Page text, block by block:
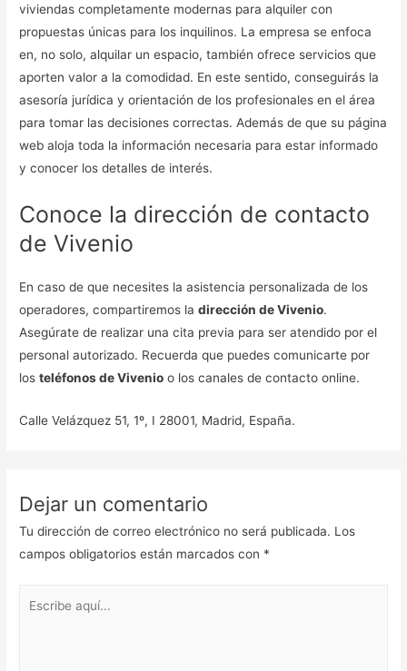
viviendas completamente modernas para alquiler con
propuestas únicas para los inquilinos. La empresa se enfoca
en, no solo, alquilar un espacio, también ofrece servicios que
aporten valor a la comodidad. En este sentido, conseguirás la
asesoría jurídica y orientación de los profesionales en el área
para tomar las decisiones correctas. Además de que su página
web aloja toda la información necesaria para estar informado
y conocer los detalles de interés.
Conoce la dirección de contacto
de Vivenio
En caso de que necesites la asistencia personalizada de los
operadores, compartiremos ladirección de Vivenio.
Asegúrate de realizar una cita previa para ser atendido por el
personal autorizado. Recuerda que puedes comunicarte por
losteléfonos de Vivenio o los canales de contacto online.
Calle Velázquez 51, 1º, I 28001, Madrid, España.
Dejar un comentario
Tu dirección de correo electrónico no será publicada. Los
campos obligatorios están marcados con *